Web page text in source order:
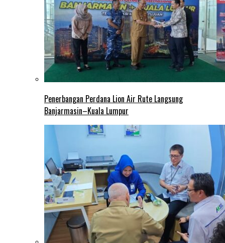
Penerbangan Perdana Lion Air Rute Langsung
Banjarmasin–Kuala Lumpur